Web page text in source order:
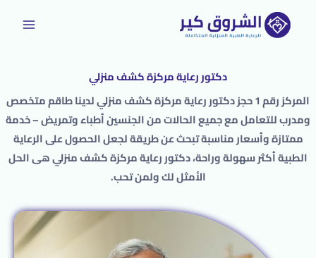
دكتور رعاية مركزة كشف منزلي
المركز رقم 1 حجز دكتور رعاية مركزة كشف منزلي لدينا طاقم متخصص
ومدرب للتعامل مع جميع الحالات من الجنسين أطباء وتمريض – خدمة
ممتازة وأسعار مناسبة تبحث عن طريقة لجعل الحصول على الرعاية
الطبية أكثر سهولة وراحة، دكتور رعاية مركزة كشف منزلي هى الحل
الأمثل لك ولمن تحب.